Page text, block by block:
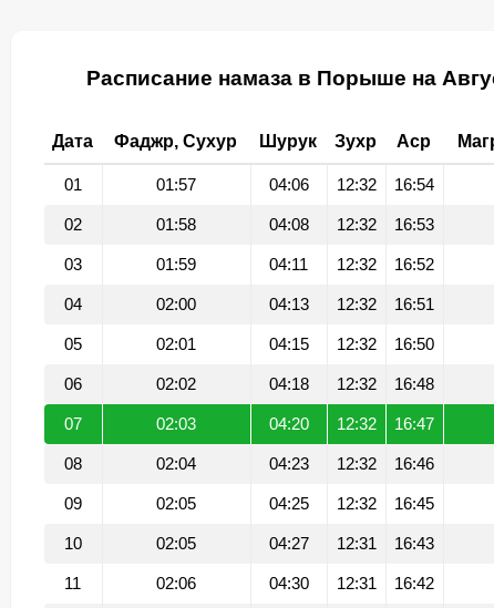
Расписание намаза в Порыше на
Дата Фаджр, Сухур Шурук Зухр Аср
01 01:57 04:06 12:32 16:54
02 01:58 04:08 12:32 16:53
03 01:59 04:11 12:32 16:52
04 02:00 04:13 12:32 16:51
05 02:01 04:15 12:32 16:50
06 02:02 04:18 12:32 16:48
07 02:03 04:20 12:32 16:47
08 02:04 04:23 12:32 16:46
09 02:05 04:25 12:32 16:45
10 02:05 04:27 12:31 16:43
11 02:06 04:30 12:31 16:42